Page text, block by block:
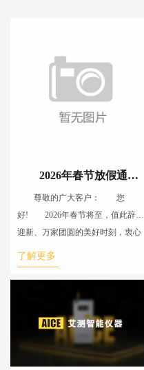
2026年春节放假通知暨新春祝福
尊敬的广大客户： 您
好! 2026年春节将至，值此辞旧
迎新、万家团圆的美好时刻，衷心
感谢您一直以来对我司的信任与支
持! 根据国务院办公厅关于2026
了解更多